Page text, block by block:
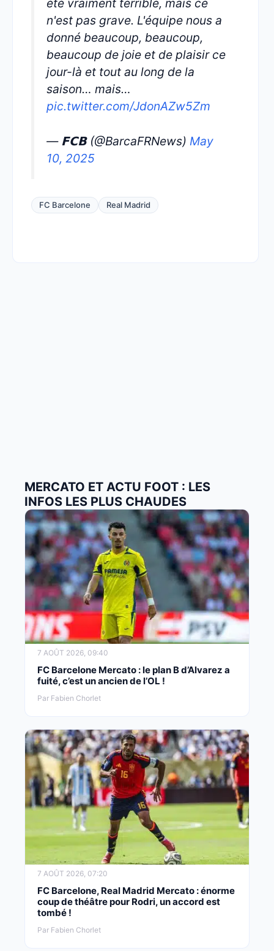
été vraiment terrible, mais ce
n'est pas grave. L'équipe nous a
donné beaucoup, beaucoup,
beaucoup de joie et de plaisir ce
jour-là et tout au long de la
saison… mais…
pic.twitter.com/JdonAZw5Zm
— 𝗙𝗖𝗕 (@BarcaFRNews) May
10, 2025
FC Barcelone Real Madrid
MERCATO ET ACTU FOOT : LES
INFOS LES PLUS CHAUDES
7 AOÛT 2026, 09:40
FC Barcelone Mercato : le plan B d’Alvarez a
fuité, c’est un ancien de l’OL !
Par Fabien Chorlet
7 AOÛT 2026, 07:20
FC Barcelone, Real Madrid Mercato : énorme
coup de théâtre pour Rodri, un accord est
tombé !
Par Fabien Chorlet